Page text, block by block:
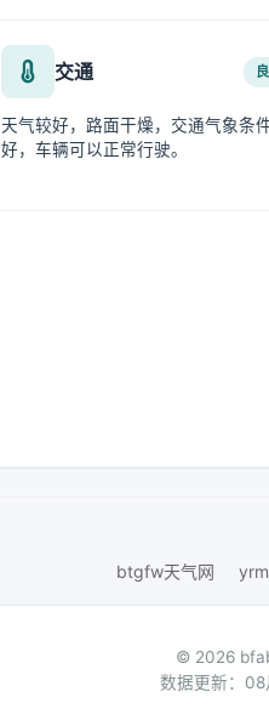
交通
天气较好，路面干燥，交通气象条
好，车辆可以正常行驶。
btgfw天气网
© 2026
数据更新：